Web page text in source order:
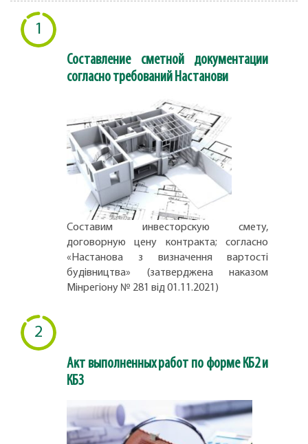
1
Составление сметной документации
согласно требований Настанови
Составим инвесторскую смету,
договорную цену контракта; согласно
«Настанова з визначення вартості
будівництва» (затверджена наказом
Мінрегіону № 281 від 01.11.2021)
2
Акт выполненных работ по форме КБ2 и
КБ3